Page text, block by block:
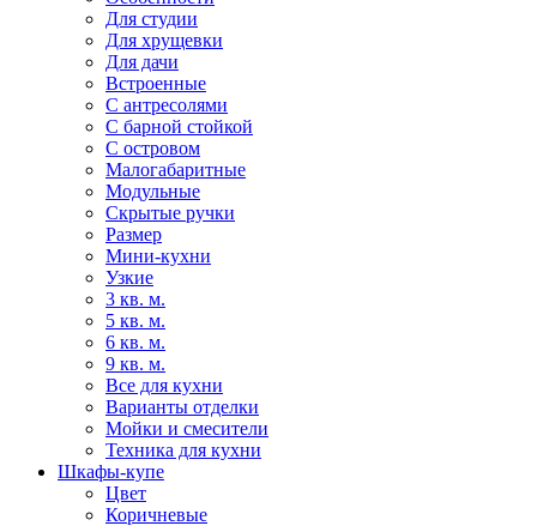
Для студии
Для хрущевки
Для дачи
Встроенные
С антресолями
С барной стойкой
С островом
Малогабаритные
Модульные
Скрытые ручки
Размер
Мини-кухни
Узкие
3 кв. м.
5 кв. м.
6 кв. м.
9 кв. м.
Все для кухни
Варианты отделки
Мойки и смесители
Техника для кухни
Шкафы-купе
Цвет
Коричневые